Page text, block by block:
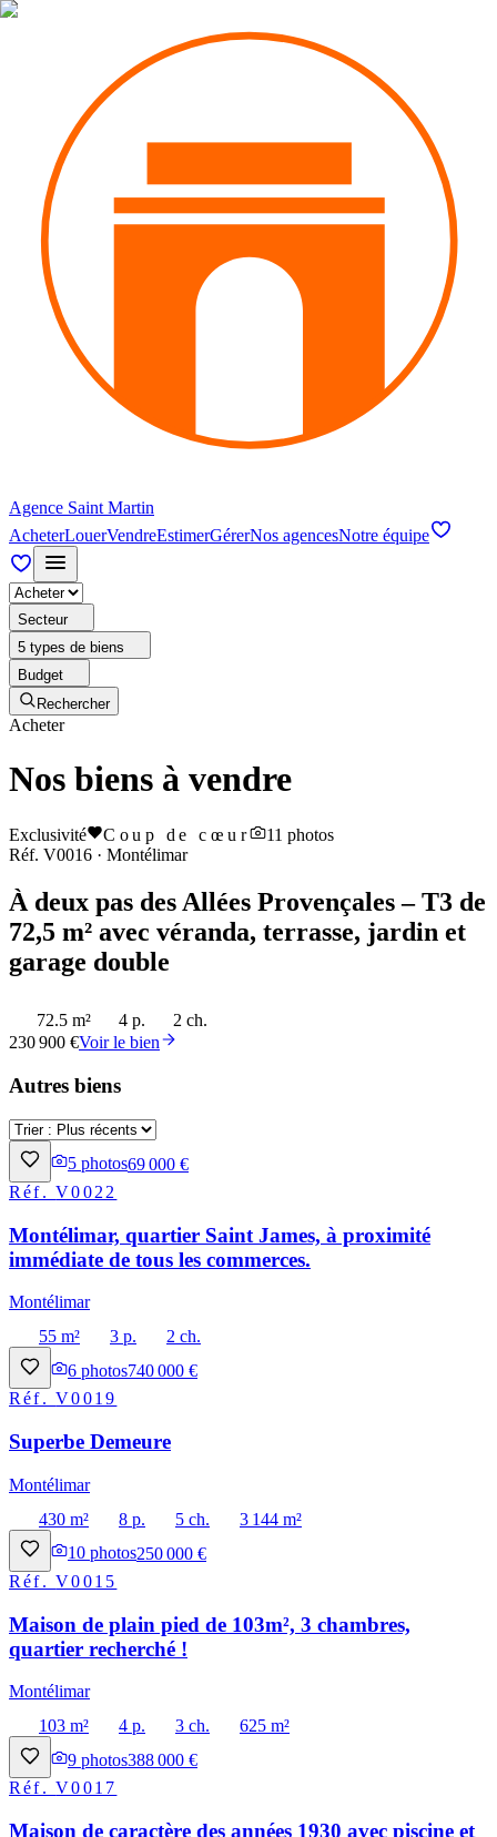
Agence Saint Martin
AcheterLouerVendreEstimerGérerNos agencesNotre équipe
Secteur
5 types de biens
Budget
Rechercher
Acheter
Nos biens à vendre
Exclusivité Coup de cœur 11 photos
Réf. V0016 · Montélimar
À deux pas des Allées Provençales – T3 de
72,5 m² avec véranda, terrasse, jardin et
garage double
72.5 m² 4 p.
2 ch.
230 900 €Voir le bien
Autres biens
5 photos69 000 €
Réf.V0022
Montélimar, quartier Saint James, à proximité
immédiate de tous les commerces.
Montélimar
55 m²
3 p.
2 ch.
6 photos740 000 €
Réf.V0019
Superbe Demeure
Montélimar
430 m²
8 p. 5 ch.
3 144 m²
10 photos250 000 €
Réf.V0015
Maison de plain pied de 103m², 3 chambres,
quartier recherché !
Montélimar
103 m²
4 p. 3 ch.
625 m²
9 photos388 000 €
Réf.V0017
Maison de caractère des années 1930 avec piscine et